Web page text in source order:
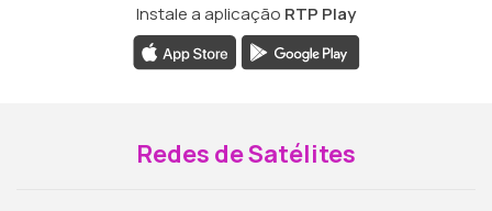
Instale a aplicação RTP Play
Redes de Satélites